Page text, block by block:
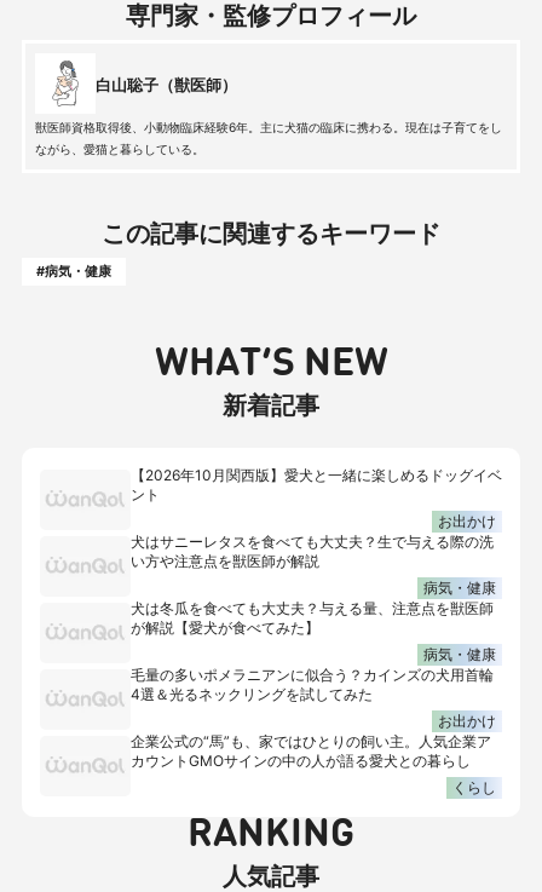
専門家・監修プロフィール
白山聡子（獣医師）
獣医師資格取得後、小動物臨床経験6年。主に犬猫の臨床に携わる。現在は子育てをし
ながら、愛猫と暮らしている。
この記事に関連するキーワード
#病気・健康
WHAT’S NEW
新着記事
【2026年10月関西版】愛犬と一緒に楽しめるドッグイベ
ント
お出かけ
犬はサニーレタスを食べても大丈夫？生で与える際の洗
い方や注意点を獣医師が解説
病気・健康
犬は冬瓜を食べても大丈夫？与える量、注意点を獣医師
が解説【愛犬が食べてみた】
病気・健康
毛量の多いポメラニアンに似合う？カインズの犬用首輪
4選＆光るネックリングを試してみた
お出かけ
企業公式の“馬”も、家ではひとりの飼い主。人気企業ア
カウントGMOサインの中の人が語る愛犬との暮らし
くらし
RANKING
人気記事